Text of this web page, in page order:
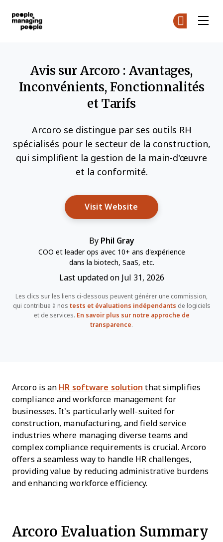
Avis sur Arcoro : Avantages,
Inconvénients, Fonctionnalités
et Tarifs
Arcoro se distingue par ses outils RH
spécialisés pour le secteur de la construction,
qui simplifient la gestion de la main-d'œuvre
et la conformité.
Visit Website Opens New Window
By Phil Gray
COO et leader ops avec 10+ ans d'expérience
dans la biotech, SaaS, etc.
Last updated on Jul 31, 2026
Les clics sur les liens ci-dessous peuvent générer une commission,
qui contribue à nos tests et évaluations indépendants de logiciels
et de services. En savoir plus sur notre approche de
transparence.
Arcoro is an HR software solution that simplifies
compliance and workforce management for
businesses. It’s particularly well-suited for
construction, manufacturing, and field service
industries where managing diverse teams and
complex compliance requirements is crucial. Arcoro
offers a seamless way to handle HR challenges,
providing value by reducing administrative burdens
and enhancing workforce efficiency.
Arcoro Evaluation Summary